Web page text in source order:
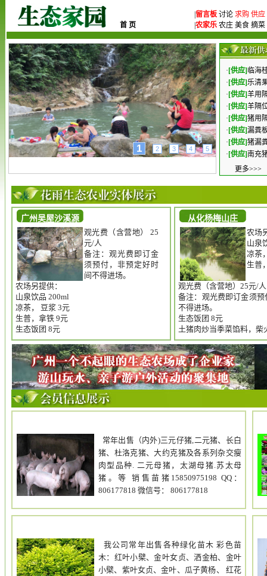
首 页
留言板讨论求购供应
农家乐农庄 美食 摘菜
1 2 3 4 5
· [供应] 临海
· [供应]乐清
· [供应]羊用
· [供应]羊隔
· [供应]猪用
· [供应]漏粪
· [供应]猪漏
· [供应] 南充
更多>>>